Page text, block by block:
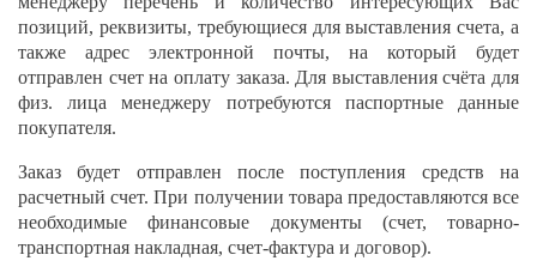
позиций, реквизиты, требующиеся для выставления счета, а
также адрес электронной почты, на который будет
отправлен счет на оплату заказа. Для выставления счёта для
физ. лица менеджеру потребуются паспортные данные
покупателя.
Заказ будет отправлен после поступления средств на
расчетный счет. При получении товара предоставляются все
необходимые финансовые документы (счет, товарно-
транспортная накладная, счет-фактура и договор).